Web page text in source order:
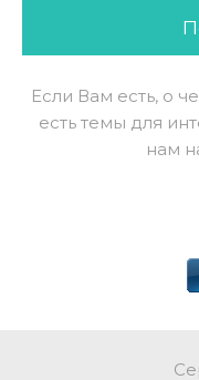
Если Вам есть, о
есть темы для
нам